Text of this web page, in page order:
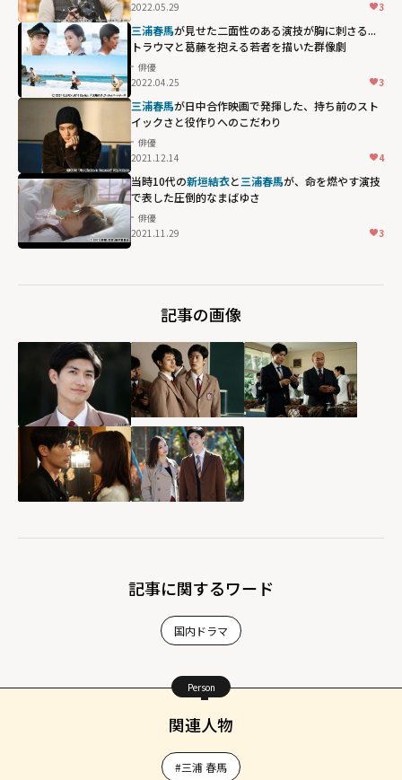
2022.05.29
3
三浦春馬が見せた二面性のある演技が胸に刺さる...
トラウマと葛藤を抱える若者を描いた群像劇
俳優
2022.04.25
3
三浦春馬が日中合作映画で発揮した、持ち前のスト
イックさと役作りへのこだわり
俳優
2021.12.14
4
当時10代の新垣結衣と三浦春馬が、命を燃やす演技
で表した圧倒的なまばゆさ
俳優
2021.11.29
3
記事の画像
記事に関するワード
国内ドラマ
Person
関連人物
#三浦 春馬